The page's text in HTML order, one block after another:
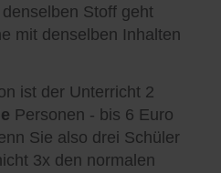
Stoff geht
mit denselben Inhalten
ist der Unterricht 2
Personen - bis 6 Euro
Sie also drei Schüler
3x den normalen